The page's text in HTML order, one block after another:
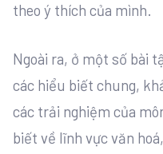
theo ý thích của mình.
Ngoài ra, ở một số bài
các hiểu biết chung,
các trải nghiệm của
biết về lĩnh vực văn